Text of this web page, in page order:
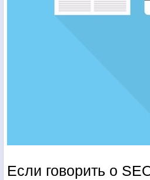
Если говорить о